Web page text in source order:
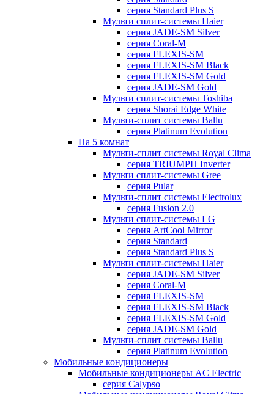
серия Standard Plus S
Мульти сплит-системы Haier
серия JADE-SM Silver
серия Coral-M
серия FLEXIS-SM
серия FLEXIS-SM Black
серия FLEXIS-SM Gold
серия JADE-SM Gold
Мульти сплит-системы Toshiba
серия Shorai Edge White
Мульти-сплит системы Ballu
серия Platinum Evolution
На 5 комнат
Мульти-сплит системы Royal Clima
серия TRIUMPH Inverter
Мульти сплит-системы Gree
серия Pular
Мульти-сплит системы Electrolux
серия Fusion 2.0
Мульти сплит-системы LG
серия ArtCool Mirror
серия Standard
серия Standard Plus S
Мульти сплит-системы Haier
серия JADE-SM Silver
серия Coral-M
серия FLEXIS-SM
серия FLEXIS-SM Black
серия FLEXIS-SM Gold
серия JADE-SM Gold
Мульти-сплит системы Ballu
серия Platinum Evolution
Мобильные кондиционеры
Мобильные кондиционеры AC Electric
серия Calypso